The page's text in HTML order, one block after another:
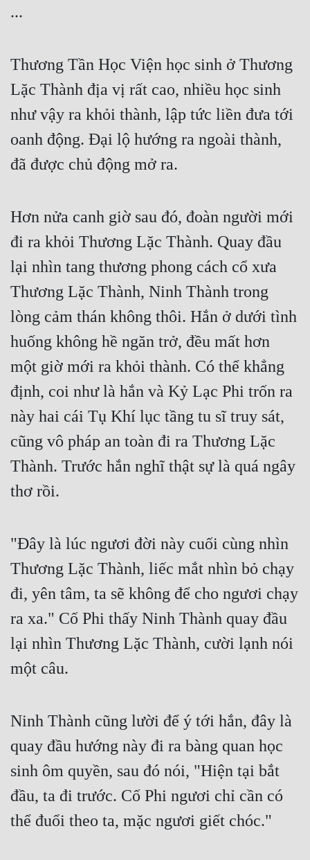
...
Thương Tần Học Viện học sinh ở Thương
Lặc Thành địa vị rất cao, nhiều học sinh
như vậy ra khỏi thành, lập tức liền đưa tới
oanh động. Đại lộ hướng ra ngoài thành,
đã được chủ động mở ra.
Hơn nửa canh giờ sau đó, đoàn người mới
đi ra khỏi Thương Lặc Thành. Quay đầu
lại nhìn tang thương phong cách cổ xưa
Thương Lặc Thành, Ninh Thành trong
lòng cảm thán không thôi. Hắn ở dưới tình
huống không hề ngăn trở, đều mất hơn
một giờ mới ra khỏi thành. Có thể khẳng
định, coi như là hắn và Kỷ Lạc Phi trốn ra
này hai cái Tụ Khí lục tầng tu sĩ truy sát,
cũng vô pháp an toàn đi ra Thương Lặc
Thành. Trước hắn nghĩ thật sự là quá ngây
thơ rồi.
"Đây là lúc ngươi đời này cuối cùng nhìn
Thương Lặc Thành, liếc mắt nhìn bỏ chạy
đi, yên tâm, ta sẽ không để cho ngươi chạy
ra xa." Cố Phi thấy Ninh Thành quay đầu
lại nhìn Thương Lặc Thành, cười lạnh nói
một câu.
Ninh Thành cũng lười để ý tới hắn, đây là
quay đầu hướng này đi ra bàng quan học
sinh ôm quyền, sau đó nói, "Hiện tại bắt
đầu, ta đi trước. Cố Phi ngươi chỉ cần có
thể đuổi theo ta, mặc ngươi giết chóc."